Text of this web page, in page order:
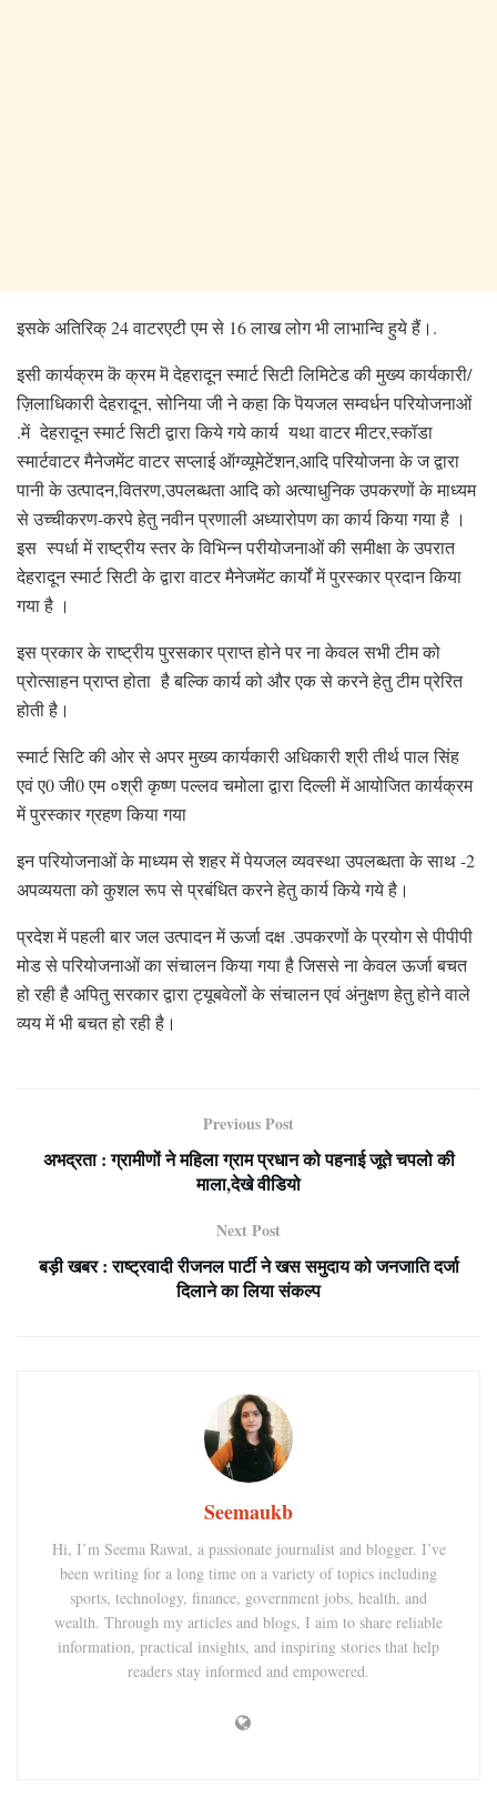
इसके अतिरिक् 24 वाटरएटी एम से 16 लाख लोग भी लाभान्वि हुये हैं।.
इसी कार्यक्रम कॆ क्रम मॆ देहरादून स्मार्ट सिटी लिमिटेड की मुख्य कार्यकारी/
ज़िलाधिकारी देहरादून, सोनिया जी ने कहा कि पॆयजल सम्वर्धन परियोजनाओं
.में देहरादून स्मार्ट सिटी द्वारा किये गये कार्य यथा वाटर मीटर,स्कॉडा
स्मार्टवाटर मैनेजमेंट वाटर सप्लाई ऑग्व्यूमेटेंशन,आदि परियोजना के ज द्वारा
पानी के उत्पादन,वितरण,उपलब्धता आदि को अत्याधुनिक उपकरणों के माध्यम
से उच्चीकरण-करपे हेतु नवीन प्रणाली अध्यारोपण का कार्य किया गया है ।
इस स्पर्धा में राष्ट्रीय स्तर के विभिन्न परीयोजनाओं की समीक्षा के उपरात
देहरादून स्मार्ट सिटी के द्वारा वाटर मैनेजमेंट कार्यों में पुरस्कार प्रदान किया
गया है ।
इस प्रकार के राष्ट्रीय पुरसकार प्राप्त होने पर ना केवल सभी टीम को
प्रोत्साहन प्राप्त होता है बल्कि कार्य को और एक से करने हेतु टीम प्रेरित
होती है।
स्मार्ट सिटि की ओर से अपर मुख्य कार्यकारी अधिकारी श्री तीर्थ पाल सिंह
एवं ए0 जी0 एम ०श्री कृष्ण पल्लव चमोला द्वारा दिल्ली में आयोजित कार्यक्रम
में पुरस्कार ग्रहण किया गया
इन परियोजनाओं के माध्यम से शहर में पेयजल व्यवस्था उपलब्धता के साथ -2
अपव्ययता को कुशल रूप से प्रबंधित करने हेतु कार्य किये गये है।
प्रदेश में पहली बार जल उत्पादन में ऊर्जा दक्ष .उपकरणों के प्रयोग से पीपीपी
मोड से परियोजनाओं का संचालन किया गया है जिससे ना केवल ऊर्जा बचत
हो रही है अपितु सरकार द्वारा ट्यूबवेलों के संचालन एवं अंनुक्षण हेतु होने वाले
व्यय में भी बचत हो रही है।
Previous Post
अभद्रता : ग्रामीणों ने महिला ग्राम प्रधान को पहनाई जूते चपलो की
माला,देखे वीडियो
Next Post
बड़ी खबर : राष्ट्रवादी रीजनल पार्टी ने खस समुदाय को जनजाति दर्जा
दिलाने का लिया संकल्प
Seemaukb
Hi, I’m Seema Rawat, a passionate journalist and blogger. I’ve
been writing for a long time on a variety of topics including
sports, technology, finance, government jobs, health, and
wealth. Through my articles and blogs, I aim to share reliable
information, practical insights, and inspiring stories that help
readers stay informed and empowered.